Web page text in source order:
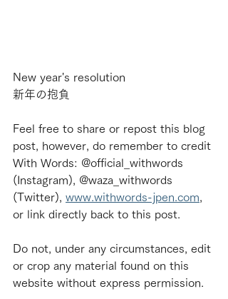
New year's resolution
新年の抱負
Feel free to share or repost this blog
post, however, do remember to credit
With Words: @official_withwords
(Instagram), @waza_withwords
(Twitter), www.withwords-jpen.com
or link directly back to this post.
Do not, under any circumstances, edit
or crop any material found on this
website without express permission.